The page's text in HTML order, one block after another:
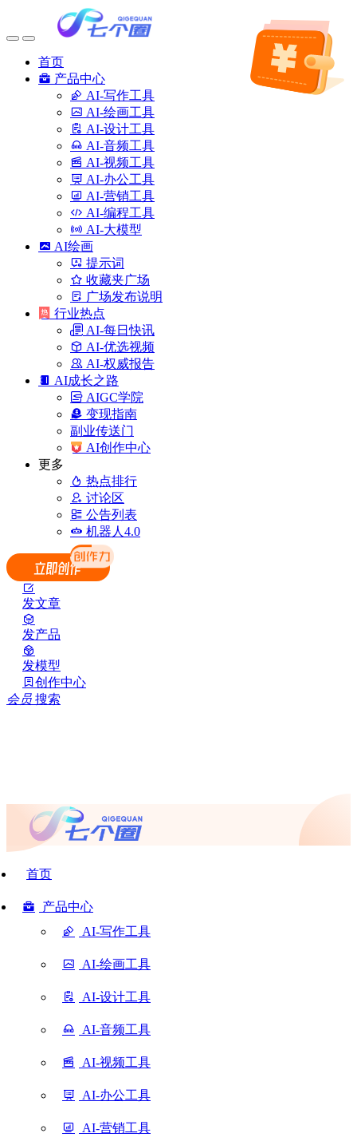
首页
产品中心
AI-写作工具
AI-绘画工具
AI-设计工具
AI-音频工具
AI-视频工具
AI-办公工具
AI-营销工具
AI-编程工具
AI-大模型
AI绘画
提示词
收藏夹广场
广场发布说明
行业热点
AI-每日快讯
AI-优选视频
AI-权威报告
AI成长之路
AIGC学院
变现指南
副业传送门
AI创作中心
更多
热点排行
讨论区
公告列表
机器人4.0
发文章
发产品
发模型
创作中心
会员 搜索
首页
产品中心
AI-写作工具
AI-绘画工具
AI-设计工具
AI-音频工具
AI-视频工具
AI-办公工具
AI-营销工具